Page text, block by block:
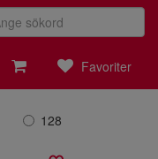
Favoriter
128